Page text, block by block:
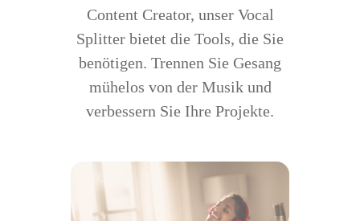
Content Creator, unser Vocal
Splitter bietet die Tools, die Sie
benötigen. Trennen Sie Gesang
mühelos von der Musik und
verbessern Sie Ihre Projekte.